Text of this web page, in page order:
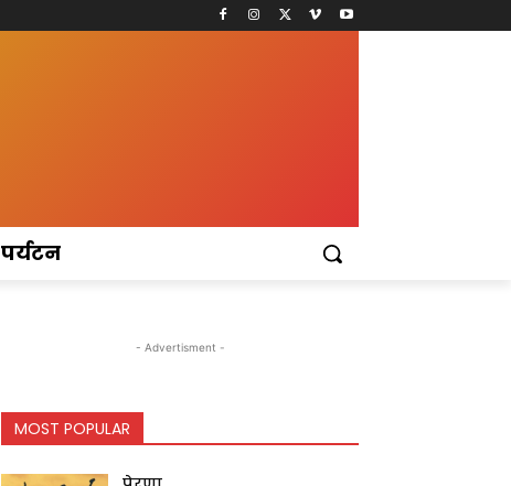
पर्यटन
- Advertisment -
MOST POPULAR